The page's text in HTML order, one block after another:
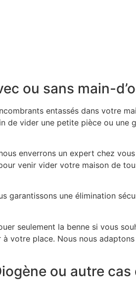
ou sans main-
entassés dans votre
vider une petite pièce ou une
enverrons un expert chez
venir vider votre maison de
une élimination
seulement la benne si vous
votre place. Nous nous
ou autre